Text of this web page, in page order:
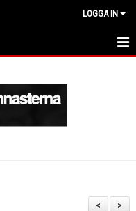
LOGGA IN
>
<